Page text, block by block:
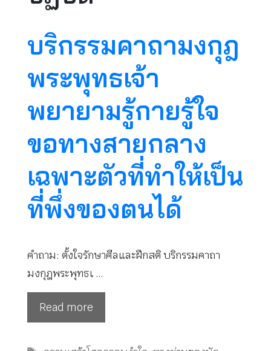
บริกรรมคาถามงกุฎ
พระพุทธเจ้า
พยายามรู้กายรู้ใจ
ขอทางสายกลาง
เฉพาะตัวที่ทำให้เป็น
ที่พึ่งของตนได้
คำถาม: ตั้งใจรักษาศีลและฝึกสติ บริกรรมคาถา
มงกุฎพระพุทธเ …
Read more